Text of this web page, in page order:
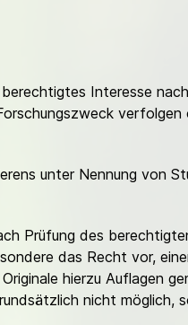
Interesse
verfolgen
unter Nennung von
Prüfung des
das Recht vor,
hierzu Auflagen
nicht möglich,